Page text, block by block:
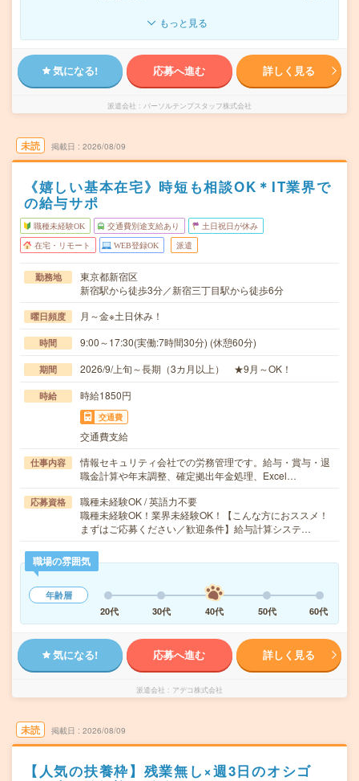
もっと見る
気になる! 応募へ進む 詳しく見る
派遣会社 パーソルテンプスタッフ株式会社
未読 掲載日 2026/08/09
《嬉しい基本在宅》時短も相談OK＊IT業界で
の給与サポ
職種未経験OK 交通費別途支給あり 土日祝日が休み
在宅・リモート WEB登録OK 派遣
勤務地
東京都新宿区
新宿駅から徒歩3分／新宿三丁目駅から徒歩6分
曜日頻度 月～金※土日休み！
時間 9:00～17:30(実働:7時間30分) (休憩60分)
期間 2026/9/上旬～長期（3カ月以上） ★9月～OK！
時給 時給1850円
交通費
交通費支給
仕事内容
情報セキュリティ会社での労務管理です。給与・賞与・退
職金計算や年末調整、確定拠出年金処理、Excel…
応募資格
職種未経験OK / 英語力不要
職種未経験OK！業界未経験OK！【こんな方におススメ！
まずはご応募ください／歓迎条件】給与計算システ…
職場の雰囲気
年齢層
20代
30代 40代 50代 60代
気になる! 応募へ進む 詳しく見る
派遣会社 アデコ株式会社
未読 掲載日 2026/08/09
【人気の扶養枠】残業無し×週3日のオシゴ